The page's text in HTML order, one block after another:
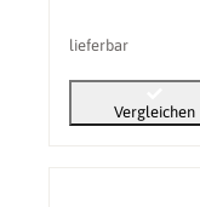
lieferbar
Vergleichen